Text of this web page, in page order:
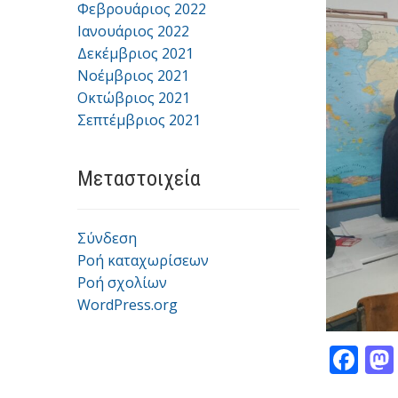
Φεβρουάριος 2022
Ιανουάριος 2022
Δεκέμβριος 2021
Νοέμβριος 2021
Οκτώβριος 2021
Σεπτέμβριος 2021
Μεταστοιχεία
Σύνδεση
Ροή καταχωρίσεων
Ροή σχολίων
WordPress.org
F